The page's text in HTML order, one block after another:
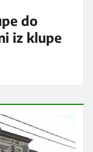
do
iz klupe